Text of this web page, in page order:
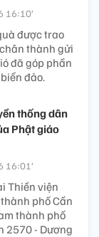
16:10’
được trao
thành gửi
đã góp phần
đảo.
thống dân
Phật giáo
16:01’
Thiền viện
phố Cần
thành phố
2570 - Dương